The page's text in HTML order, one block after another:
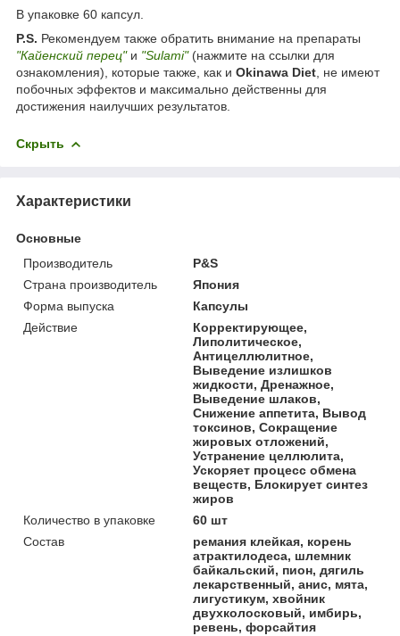
В упаковке 60 капсул.
P.S. Рекомендуем также обратить внимание на препараты
"Кайенский перец"и "Sulami" (нажмите на ссылки для
ознакомления), которые также, как и Okinawa Diet , не имеют
побочных эффектов и максимально действенны для
достижения наилучших результатов.
Скрыть
Характеристики
Основные
Производитель
P&S
Страна производитель
Япония
Форма выпуска
Капсулы
Действие
Корректирующее,
Липолитическое,
Антицеллюлитное,
Выведение излишков
жидкости, Дренажное,
Выведение шлаков,
Снижение аппетита, Вывод
токсинов, Сокращение
жировых отложений,
Устранение целлюлита,
Ускоряет процесс обмена
веществ, Блокирует синтез
жиров
Количество в упаковке
60 шт
Состав
ремания клейкая, корень
атрактилодеса, шлемник
байкальский, пион, дягиль
лекарственный, анис, мята,
лигустикум, хвойник
двухколосковый, имбирь,
ревень, форсайтия